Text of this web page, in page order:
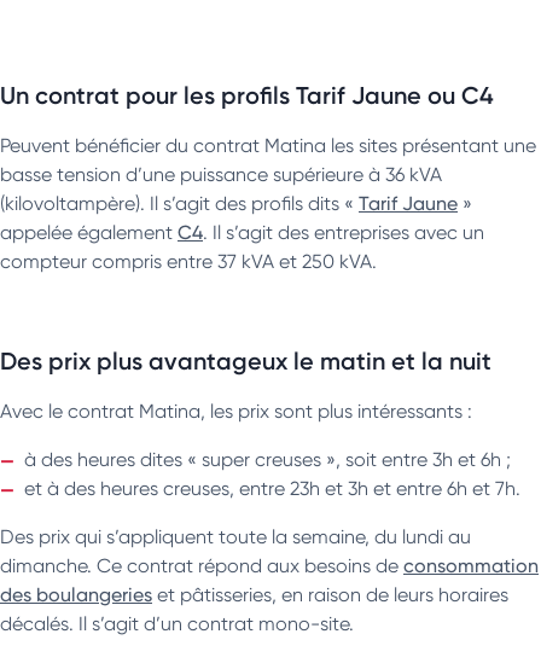
Un contrat pour les profils Tarif Jaune ou C4
Peuvent bénéficier du contrat Matina les sites présentant une
basse tension d’une puissance supérieure à 36 kVA
(kilovoltampère). Il s’agit des profils dits « Tarif Jaune »
appelée également C4. Il s’agit des entreprises avec un
compteur compris entre 37 kVA et 250 kVA.
Des prix plus avantageux le matin et la nuit
Avec le contrat Matina, les prix sont plus intéressants :
à des heures dites « super creuses », soit entre 3h et 6h ;
et à des heures creuses, entre 23h et 3h et entre 6h et 7h.
Des prix qui s’appliquent toute la semaine, du lundi au
dimanche. Ce contrat répond aux besoins de consommation
des boulangeries et pâtisseries, en raison de leurs horaires
décalés. Il s’agit d’un contrat mono-site.